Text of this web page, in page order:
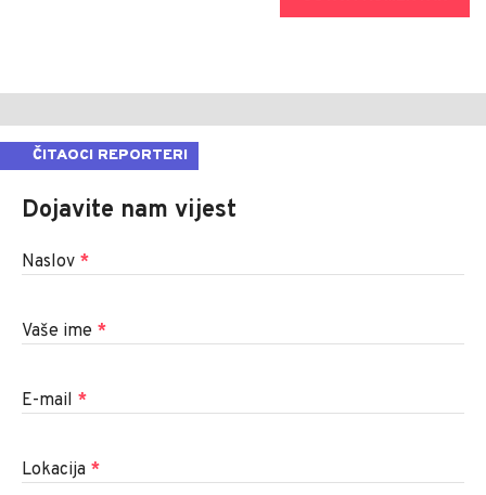
ČITAOCI REPORTERI
Dojavite nam vijest
Naslov *
Vaše ime *
E-mail *
Lokacija *